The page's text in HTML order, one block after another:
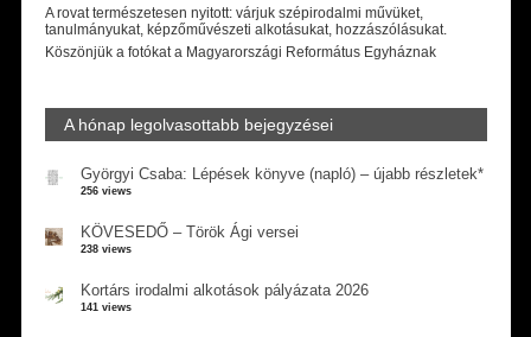
A rovat természetesen nyitott: várjuk szépirodalmi művüket,
tanulmányukat, képzőművészeti alkotásukat, hozzászólásukat.
Köszönjük a fotókat a Magyarországi Református Egyháznak
A hónap legolvasottabb bejegyzései
Györgyi Csaba: Lépések könyve (napló) – újabb részletek*
256 views
KÖVESEDŐ – Török Ági versei
238 views
Kortárs irodalmi alkotások pályázata 2026
141 views